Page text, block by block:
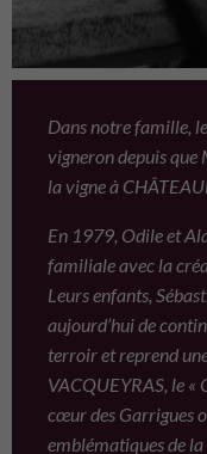
Dans notre famille,
vigneron depuis
la vigne à
En 1979, Odile et
familiale avec la
Leurs enfants,
aujourd’hui de
terroir et reprend
VACQUEYRAS, le «
cœur des Garrigues
emblématiques de